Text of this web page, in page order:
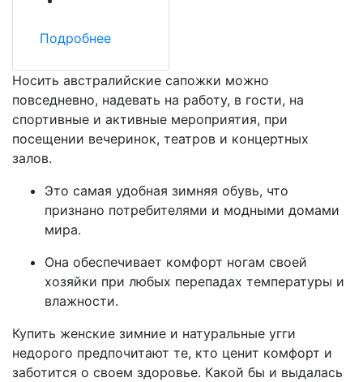
Подробнее
Носить австралийские сапожки можно
повседневно, надевать на работу, в гости, на
спортивные и активные мероприятия, при
посещении вечеринок, театров и концертных
залов.
Это самая удобная зимняя обувь, что
признано потребителями и модными домами
мира.
Она обеспечивает комфорт ногам своей
хозяйки при любых перепадах температуры и
влажности.
Купить женские зимние и натуральные угги
недорого предпочитают те, кто ценит комфорт и
заботится о своем здоровье. Какой бы и выдалась